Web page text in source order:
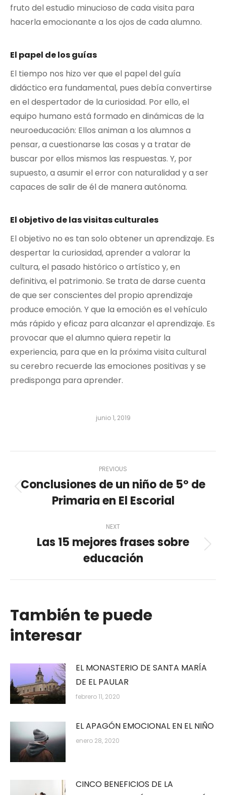
fruto del estudio minucioso de cada visita para
hacerla emocionante a los ojos de cada alumno.
El papel de los guías
El tiempo nos hizo ver que el papel del guía
didáctico era fundamental, pues debía convertirse
en el despertador de la curiosidad. Por ello, el
equipo humano está formado en dinámicas de la
neuroeducación: Ellos animan a los alumnos a
pensar, a cuestionarse las cosas y a tratar de
buscar por ellos mismos las respuestas. Y, por
supuesto, a asumir el error con naturalidad y a ser
capaces de salir de él de manera autónoma.
El objetivo de las visitas culturales
El objetivo no es tan solo obtener un aprendizaje. Es
despertar la curiosidad, aprender a valorar la
cultura, el pasado histórico o artístico y, en
definitiva, el patrimonio. Se trata de darse cuenta
de que ser conscientes del propio aprendizaje
produce emoción. Y que la emoción es el vehículo
más rápido y eficaz para alcanzar el aprendizaje. Es
provocar que el alumno quiera repetir la
experiencia, para que en la próxima visita cultural
su cerebro recuerde las emociones positivas y se
predisponga para aprender.
junio 1, 2019
navigation
PREVIOUS
post:
Conclusiones de un niño de 5º de
Primaria en El Escorial
NEXT
Next
post:
Las 15 mejores frases sobre
educación
También te puede
interesar
EL MONASTERIO DE SANTA MARÍA
DE EL PAULAR
febrero 11, 2020
EL APAGÓN EMOCIONAL EN EL NIÑO
enero 28, 2020
CINCO BENEFICIOS DE LA